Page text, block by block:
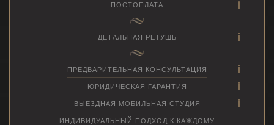
ПОСТОПЛАТА
ДЕТАЛЬНАЯ РЕТУШЬ
ПРЕДВАРИТЕЛЬНАЯ КОНСУЛЬТАЦИЯ
ЮРИДИЧЕСКАЯ ГАРАНТИЯ
ВЫЕЗДНАЯ МОБИЛЬНАЯ СТУДИЯ
ИНДИВИДУАЛЬНЫЙ ПОДХОД К КАЖДОМУ